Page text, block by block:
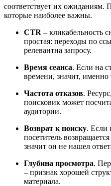
соответствует их ожиданиям.
которые наиболее важны.
CTR – кликабельность
простая: переходы по
релевантна запросу.
Время сеанса. Если на
времени, значит,
Частота отказов.
поисковик может
аудитории.
Возврат к поиску. Если
посетитель
значит он не нашел
Глубина просмотра.
– признак хорошей
материала.